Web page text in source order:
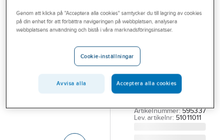
Outlet
Branscher CEDERROTH
Förband
Cederroth Soft
Foam
FÖRBAND SOFT
FOAM BLÅ 2 M 6
Artikelnummer: 595337
Lev. artikelnr: 51011011
Genom att klicka på "Acceptera alla cookies" samtycker du till lagring av cookies
på din enhet för att förbättra navigeringen på webbplatsen, analysera
webbplatsens användning och bistå i våra marknadsföringsinsatser.
Cookie-inställningar
Avvisa alla Acceptera alla cookies